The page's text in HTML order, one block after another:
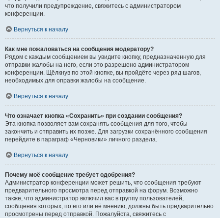
что получили предупреждение, свяжитесь с администратором
конференции.
Вернуться к началу
Как мне пожаловаться на сообщения модератору?
Рядом с каждым сообщением вы увидите кнопку, предназначенную для
отправки жалобы на него, если это разрешено администратором
конференции. Щёлкнув по этой кнопке, вы пройдёте через ряд шагов,
необходимых для оправки жалобы на сообщение.
Вернуться к началу
Что означает кнопка «Сохранить» при создании сообщения?
Эта кнопка позволяет вам сохранять сообщения для того, чтобы
закончить и отправить их позже. Для загрузки сохранённого сообщения
перейдите в параграф «Черновики» личного раздела.
Вернуться к началу
Почему моё сообщение требует одобрения?
Администратор конференции может решить, что сообщения требуют
предварительного просмотра перед отправкой на форум. Возможно
также, что администратор включил вас в группу пользователей,
сообщения которых, по его или её мнению, должны быть предварительно
просмотрены перед отправкой. Пожалуйста, свяжитесь с